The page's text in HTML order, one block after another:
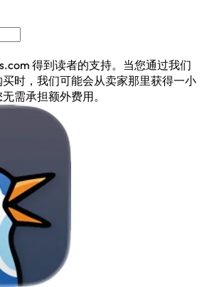
得到读者的支持。当您通过我们
时，我们可能会从卖家那里获得一小
需承担额外费用。